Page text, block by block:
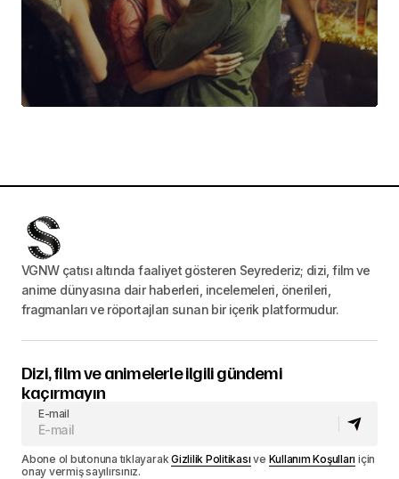
VGNW çatısı altında faaliyet gösteren Seyrederiz; dizi, film ve
anime dünyasına dair haberleri, incelemeleri, önerileri,
fragmanları ve röportajları sunan bir içerik platformudur.
Dizi, film ve animelerle ilgili gündemi
kaçırmayın
E-mail
Abone ol butonuna tıklayarakGizlilik Politikası ve Kullanım Koşulları için
onay vermiş sayılırsınız.